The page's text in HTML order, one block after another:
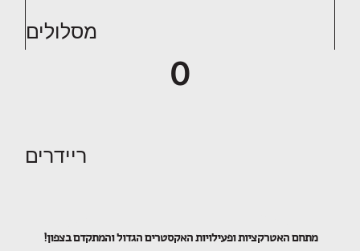
מסלולים
0
ריידרים
מתחם האטרקציות ופעילויות האקסטרים הגדול והמתקדם בצפון!